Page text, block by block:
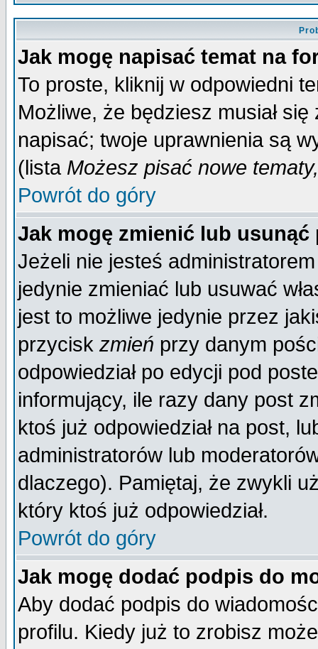
Jak mogę napisać temat na
To proste, kliknij w odpowiedni
Możliwe, że będziesz musiał
napisać; twoje uprawnienia są
(lista Możesz pisać nowe
Powrót do góry
Jak mogę zmienić lub usunąć
Jeżeli nie jesteś
jedynie zmieniać lub usuwać
jest to możliwe jedynie przez
przycisk zmień przy danym
odpowiedział po edycji pod
informujący, ile razy dany post
ktoś już odpowiedział na post,
administratorów lub
dlaczego). Pamiętaj, że zwykli
który ktoś już odpowiedział.
Powrót do góry
Jak mogę dodać podpis do
Aby dodać podpis do
profilu. Kiedy już to zrobisz